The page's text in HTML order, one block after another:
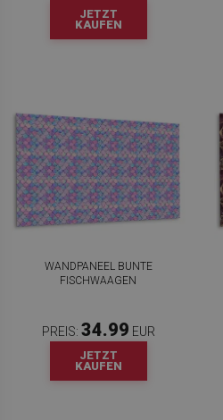
JETZT
KAUFEN
WANDPANEEL BUNTE
FISCHWAAGEN
PREIS: 34.99 EUR
JETZT
KAUFEN